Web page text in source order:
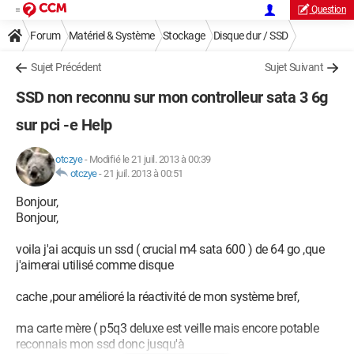
Question
Forum Matériel & Système Stockage Disque dur / SSD
Sujet Précédent Sujet Suivant
SSD non reconnu sur mon controlleur sata 3 6g
sur pci -e Help
otczye- Modifié le 21 juil. 2013 à 00:39
otczye-21 juil. 2013 à 00:51
Bonjour,
Bonjour,
voila j'ai acquis un ssd ( crucial m4 sata 600 ) de 64 go ,que
j'aimerai utilisé comme disque
cache ,pour amélioré la réactivité de mon système bref,
ma carte mère ( p5q3 deluxe est veille mais encore potable
reconnais mon ssd donc jusqu'à